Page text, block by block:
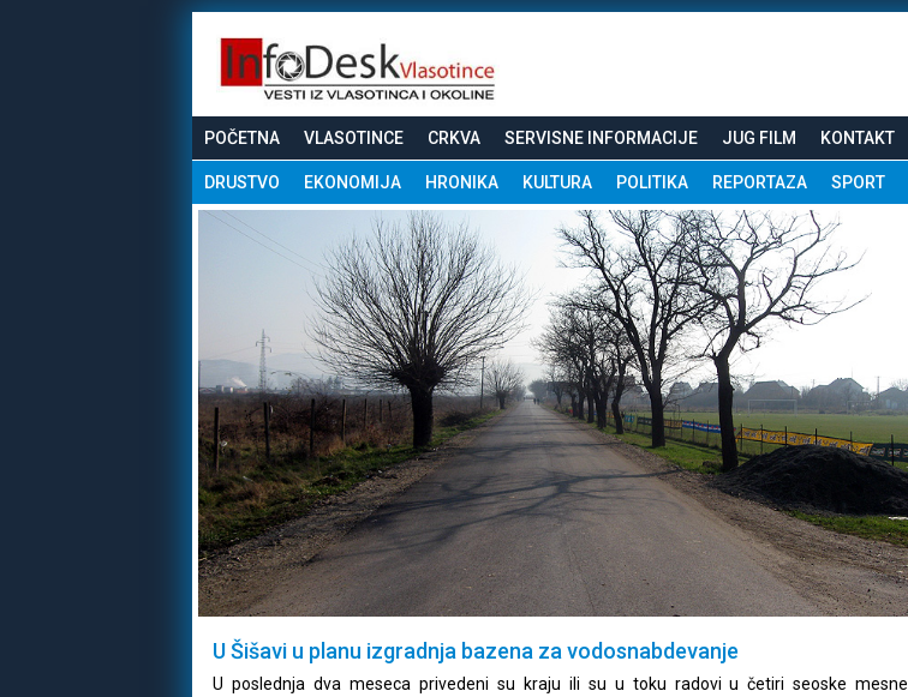
POČETNA VLASOTINCE CRKVA SERVISNE INFORMACIJE JUG FILM KONTAKT
DRUSTVO EKONOMIJA HRONIKA KULTURA POLITIKA REPORTAZA SPORT
U Šišavi u planu izgradnja bazena za vodosnabdevanje
U poslednja dva meseca privedeni su kraju ili su u toku radovi u četiri seoske mesne